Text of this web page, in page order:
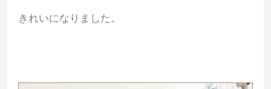
きれいになりました。